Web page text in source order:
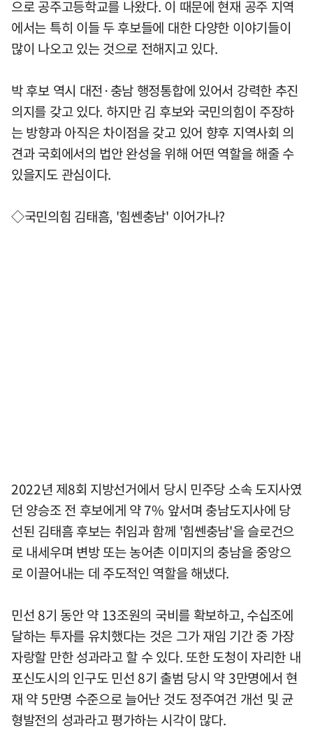
으로 공주고등학교를 나왔다. 이 때문에 현재 공주 지역
에서는 특히 이들 두 후보들에 대한 다양한 이야기들이
많이 나오고 있는 것으로 전해지고 있다.
박 후보 역시 대전·충남 행정통합에 있어서 강력한 추진
의지를 갖고 있다. 하지만 김 후보와 국민의힘이 주장하
는 방향과 아직은 차이점을 갖고 있어 향후 지역사회 의
견과 국회에서의 법안 완성을 위해 어떤 역할을 해줄 수
있을지도 관심이다.
◇국민의힘 김태흠, '힘쎈충남' 이어가나?
2022년 제8회 지방선거에서 당시 민주당 소속 도지사였
던 양승조 전 후보에게 약 7% 앞서며 충남도지사에 당
선된 김태흠 후보는 취임과 함께 '힘쎈충남'을 슬로건으
로 내세우며 변방 또는 농어촌 이미지의 충남을 중앙으
로 이끌어내는 데 주도적인 역할을 해냈다.
민선 8기 동안 약 13조원의 국비를 확보하고, 수십조에
달하는 투자를 유치했다는 것은 그가 재임 기간 중 가장
자랑할 만한 성과라고 할 수 있다. 또한 도청이 자리한 내
포신도시의 인구도 민선 8기 출범 당시 약 3만명에서 현
재 약 5만명 수준으로 늘어난 것도 정주여건 개선 및 균
형발전의 성과라고 평가하는 시각이 많다.